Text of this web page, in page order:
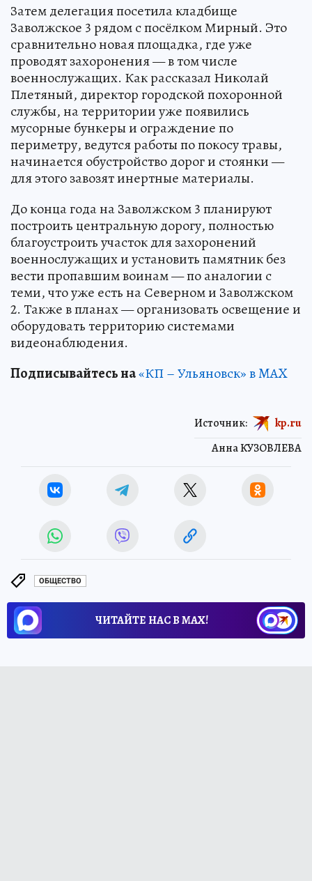
Затем делегация посетила кладбище
Заволжское 3 рядом с посёлком Мирный. Это
сравнительно новая площадка, где уже
проводят захоронения — в том числе
военнослужащих. Как рассказал Николай
Плетяный, директор городской похоронной
службы, на территории уже появились
мусорные бункеры и ограждение по
периметру, ведутся работы по покосу травы,
начинается обустройство дорог и стоянки —
для этого завозят инертные материалы.
До конца года на Заволжском 3 планируют
построить центральную дорогу, полностью
благоустроить участок для захоронений
военнослужащих и установить памятник без
вести пропавшим воинам — по аналогии с
теми, что уже есть на Северном и Заволжском
2. Также в планах — организовать освещение и
оборудовать территорию системами
видеонаблюдения.
Подписывайтесь на«КП – Ульяновск» в MAX
Анна КУЗОВЛЕВА
Источник: kp.ru
ОБЩЕСТВО
ЧИТАЙТЕ НАС В МАХ!